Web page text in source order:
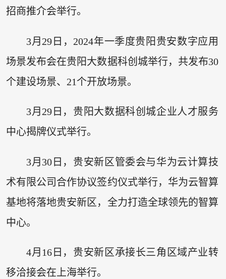
招商推介会举行。
3月29日，2024年一季度贵阳贵安数字应用
场景发布会在贵阳大数据科创城举行，共发布30
个建设场景、21个开放场景。
3月29日，贵阳大数据科创城企业人才服务
中心揭牌仪式举行。
3月30日，贵安新区管委会与华为云计算技
术有限公司合作协议签约仪式举行，华为云智算
基地将落地贵安新区，全力打造全球领先的智算
中心。
4月16日，贵安新区承接长三角区域产业转
移洽接会在上海举行。